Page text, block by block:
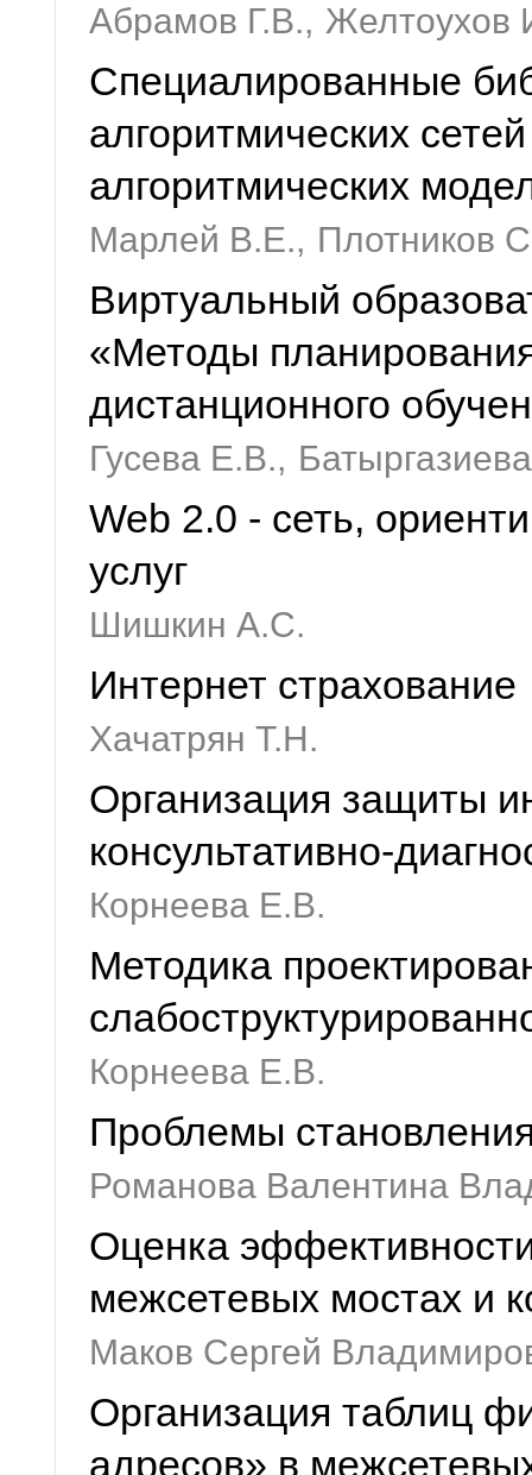
Абрамов Г.В., Желтоухов
Специалированные
алгоритмических
алгоритмических
Марлей В.Е., Плотников
Виртуальный
«Методы
дистанционного
Гусева Е.В.,
Web 2.0 - сеть,
услуг
Шишкин А.С.
Интернет страхование
Хачатрян Т.Н.
Организация защиты
консультативно-
Корнеева Е.В.
Методика
Корнеева Е.В.
Проблемы
Романова Валентина
Оценка
межсетевых мостах и
Маков Сергей
Организация таблиц
адресов» в